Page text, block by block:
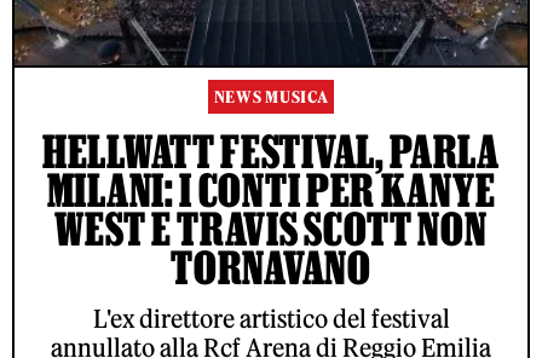
NEWS MUSICA
HELLWATT FESTIVAL, PARLA
MILANI: I CONTI PER KANYE
WEST E TRAVIS SCOTT NON
TORNAVANO
L'ex direttore artistico del festival
annullato alla Rcf Arena di Reggio Emilia